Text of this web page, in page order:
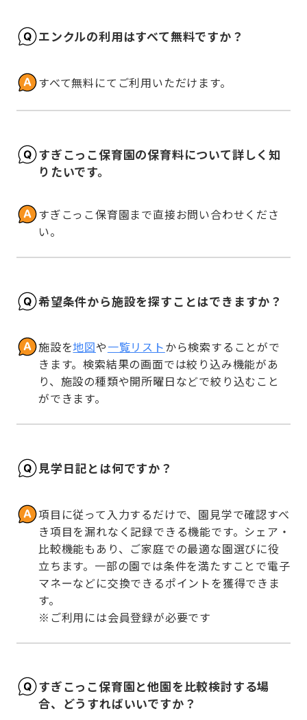
エンクルの利用はすべて無料ですか？
すべて無料にてご利用いただけます。
すぎこっこ保育園の保育料について詳しく知
りたいです。
すぎこっこ保育園まで直接お問い合わせくださ
い。
希望条件から施設を探すことはできますか？
施設を地図や一覧リストから検索することがで
きます。検索結果の画面では絞り込み機能があ
り、施設の種類や開所曜日などで絞り込むこと
ができます。
見学日記とは何ですか？
項目に従って入力するだけで、園見学で確認すべ
き項目を漏れなく記録できる機能です。シェア・
比較機能もあり、ご家庭での最適な園選びに役
立ちます。一部の園では条件を満たすことで電子
マネーなどに交換できるポイントを獲得できま
す。
※ご利用には会員登録が必要です
すぎこっこ保育園と他園を比較検討する場
合、どうすればいいですか？